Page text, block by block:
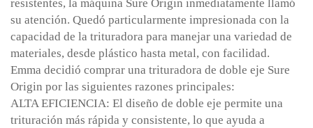
resistentes, la máquina Sure Origin inmediatamente llamó
su atención. Quedó particularmente impresionada con la
capacidad de la trituradora para manejar una variedad de
materiales, desde plástico hasta metal, con facilidad.
Emma decidió comprar una trituradora de doble eje Sure
Origin por las siguientes razones principales:
ALTA EFICIENCIA: El diseño de doble eje permite una
trituración más rápida y consistente, lo que ayuda a